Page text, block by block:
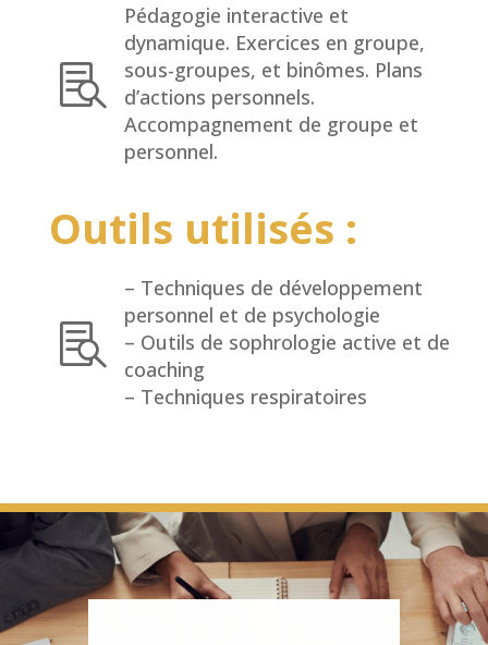

Pédagogie interactive et
dynamique. Exercices en groupe,
sous-groupes, et binômes. Plans
d’actions personnels.
Accompagnement de groupe et
personnel.
Outils utilisés :

– Techniques de développement
personnel et de psychologie
– Outils de sophrologie active et de
coaching
– Techniques respiratoires